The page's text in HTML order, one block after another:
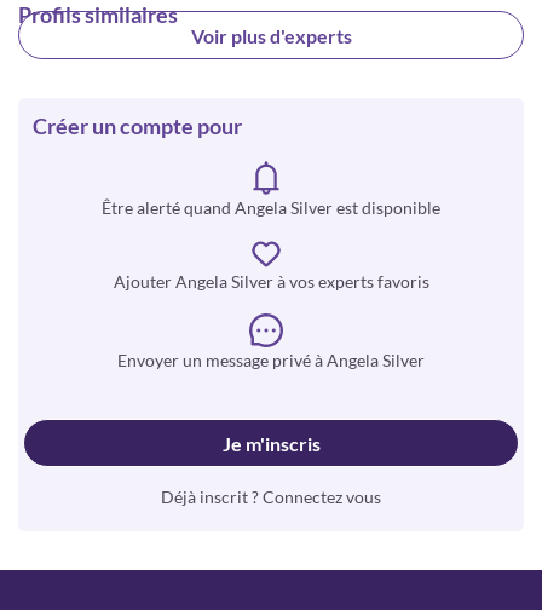
Profils similaires
Voir plus d'experts
Créer un compte pour
Être alerté quand Angela Silver est disponible
Ajouter Angela Silver à vos experts favoris
Envoyer un message privé à Angela Silver
Je m'inscris
Déjà inscrit ? Connectez vous